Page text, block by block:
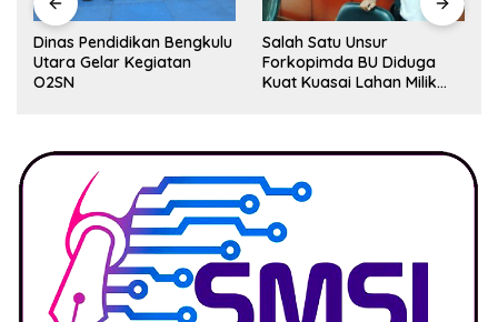
Dinas Pendidikan Bengkulu
Utara Gelar Kegiatan
O2SN
Salah Satu Unsur
Forkopimda BU Diduga
Kuat Kuasai Lahan Milik